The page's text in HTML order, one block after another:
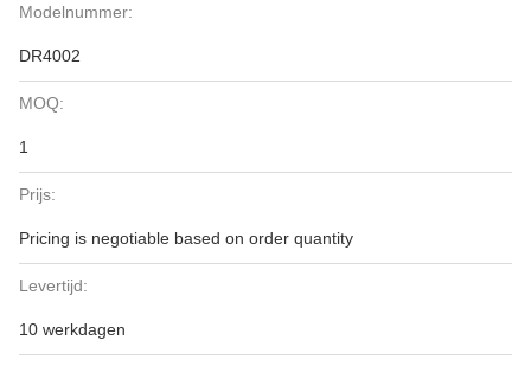
Modelnummer:
DR4002
MOQ:
1
Prijs:
Pricing is negotiable based on order quantity
Levertijd:
10 werkdagen